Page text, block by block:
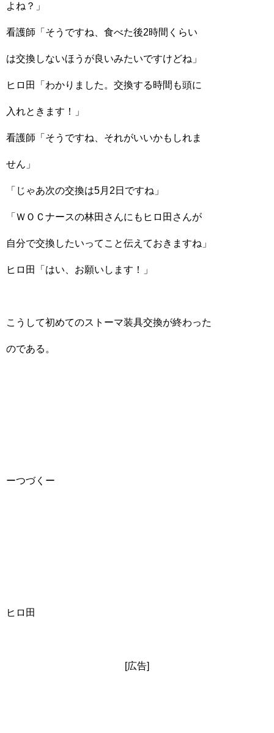
よね？」
看護師「そうですね、食べた後2時間くらい
は交換しないほうが良いみたいですけどね」
ヒロ田「わかりました。交換する時間も頭に
入れときます！」
看護師「そうですね、それがいいかもしれま
せん」
「じゃあ次の交換は5月2日ですね」
「ＷＯＣナースの林田さんにもヒロ田さんが
自分で交換したいってこと伝えておきますね」
ヒロ田「はい、お願いします！」
こうして初めてのストーマ装具交換が終わった
のである。
ーつづくー
ヒロ田
[広告]